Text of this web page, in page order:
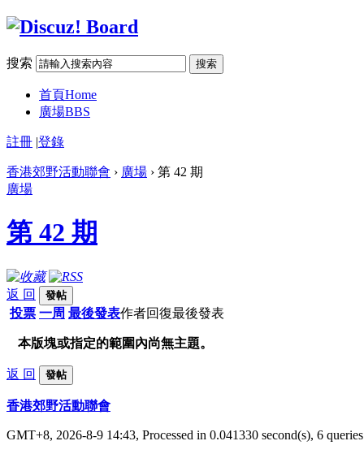
搜索 搜索
首頁Home
廣場BBS
註冊 |登錄
香港郊野活動聯會 › 廣場 › 第 42 期
廣場
第 42 期
返 回 發帖
投票 一周 最後發表作者回復最後發表
本版塊或指定的範圍內尚無主題。
返 回 發帖
香港郊野活動聯會
GMT+8, 2026-8-9 14:43, Processed in 0.041330 second(s), 6 queries